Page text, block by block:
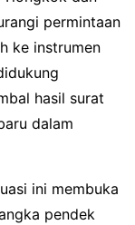
permintaan
ke instrumen
hasil surat
dalam
ini membuka
pendek